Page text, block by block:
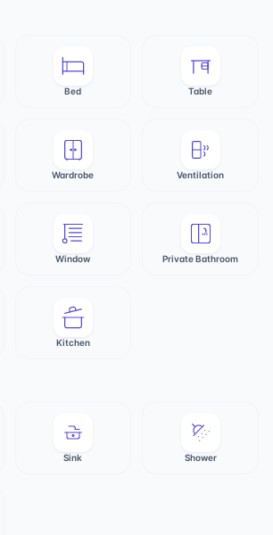
Bed Table
Wardrobe Ventilation
Window Private Bathroom
Kitchen
Sink Shower